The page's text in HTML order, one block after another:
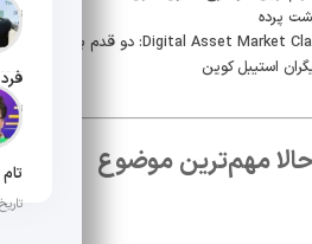
تاریخ
تاریخ
تاریخ
استیبل کوین
مهم‌ترین موضوع